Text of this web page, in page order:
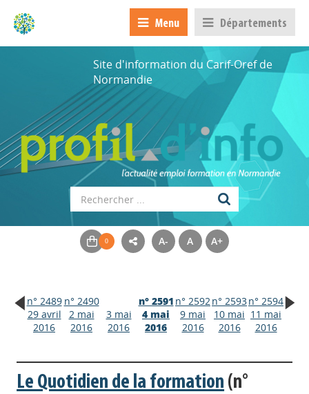
Menu Départements
Site d'information du Carif-Oref de
Normandie
A- A A+
n° 2489
29 avril
2016
n° 2490
2 mai
2016
3 mai
2016
n° 2591
4 mai
2016
n° 2592
9 mai
2016
n° 2593
10 mai
2016
n° 2594
11 mai
2016
Le Quotidien de la formation (n°